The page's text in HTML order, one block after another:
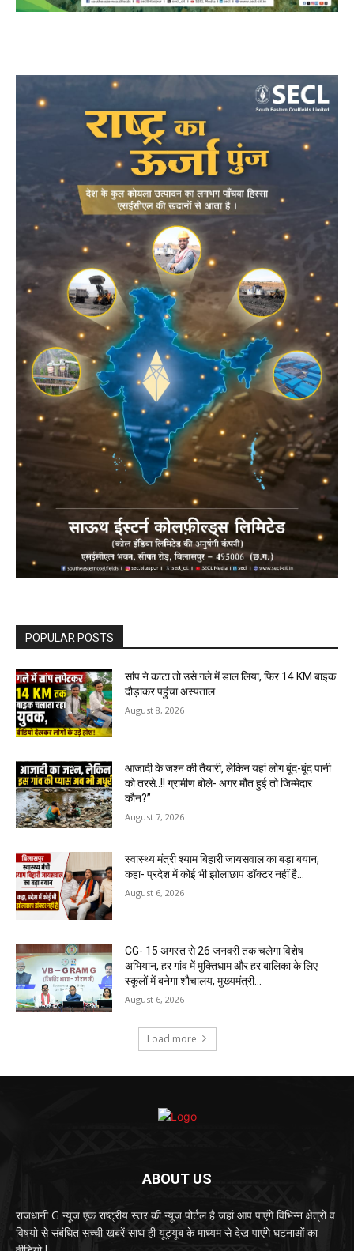
POPULAR POSTS
सांप ने काटा तो उसे गले में डाल लिया, फिर 14 KM बाइक
दौड़ाकर पहुंचा अस्पताल
August 8, 2026
आजादी के जश्न की तैयारी, लेकिन यहां लोग बूंद-बूंद पानी
को तरसे..!! ग्रामीण बोले- अगर मौत हुई तो जिम्मेदार
कौन?”
August 7, 2026
स्वास्थ्य मंत्री श्याम बिहारी जायसवाल का बड़ा बयान,
कहा- प्रदेश में कोई भी झोलाछाप डॉक्टर नहीं है…
August 6, 2026
CG- 15 अगस्त से 26 जनवरी तक चलेगा विशेष
अभियान, हर गांव में मुक्तिधाम और हर बालिका के लिए
स्कूलों में बनेगा शौचालय, मुख्यमंत्री...
August 6, 2026
Load more
ABOUT US
राजधानी G न्यूज एक राष्ट्रीय स्तर की न्यूज पोर्टल है जहां आप पाएंगे विभिन्न क्षेत्रों व
विषयो से संबंधित सच्ची खबरें साथ ही यूट्यूब के माध्यम से देख पाएंगे घटनाओं का